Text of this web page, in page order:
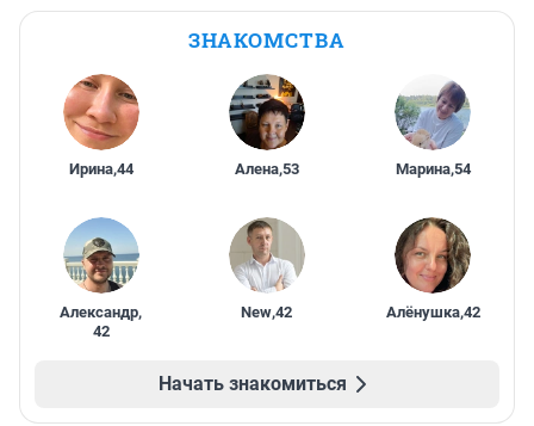
ЗНАКОМСТВА
Ирина,44 Алена,53 Марина,54
Александр,
42
New,42 Алёнушка,42
Начать знакомиться